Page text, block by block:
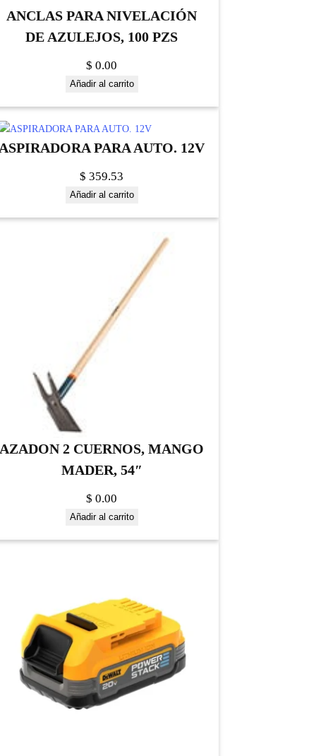
ANCLAS PARA NIVELACIÓN
DE AZULEJOS, 100 PZS
$ 0.00
Añadir al carrito
PARA AUTO. 12V
$ 359.53
Añadir al carrito
AZADON 2 CUERNOS, MANGO
MADER, 54″
$ 0.00
Añadir al carrito